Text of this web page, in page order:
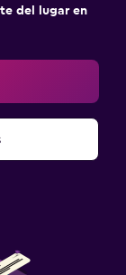
del lugar en